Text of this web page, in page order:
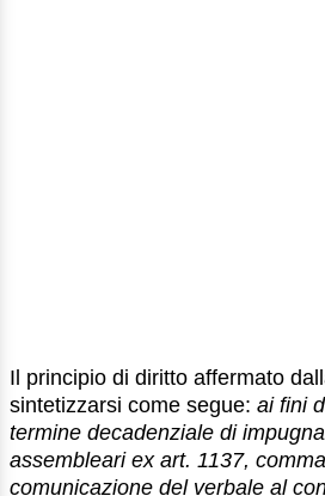
Il principio di diritto affermato
sintetizzarsi come segue: ai fini
termine decadenziale di
assembleari ex art. 1137,
comunicazione del verbale al